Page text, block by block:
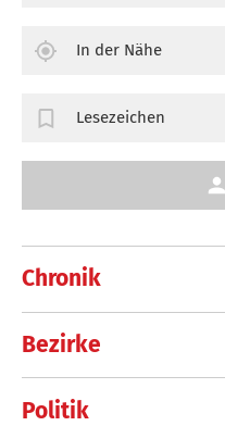
Chronik
Bezirke
Politik
In der Nähe
Lesezeichen